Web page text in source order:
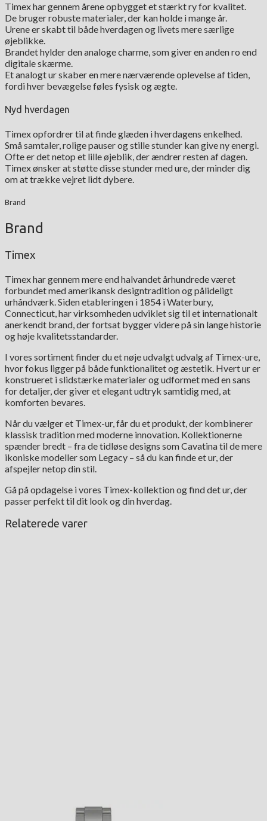
Timex har gennem årene opbygget et stærkt ry for kvalitet.
De bruger robuste materialer, der kan holde i mange år.
Urene er skabt til både hverdagen og livets mere særlige
øjeblikke.
Brandet hylder den analoge charme, som giver en anden ro end
digitale skærme.
Et analogt ur skaber en mere nærværende oplevelse af tiden,
fordi hver bevægelse føles fysisk og ægte.
Nyd hverdagen
Timex opfordrer til at finde glæden i hverdagens enkelhed.
Små samtaler, rolige pauser og stille stunder kan give ny energi.
Ofte er det netop et lille øjeblik, der ændrer resten af dagen.
Timex ønsker at støtte disse stunder med ure, der minder dig
om at trække vejret lidt dybere.
Brand
Brand
Timex
Timex har gennem mere end halvandet århundrede været
forbundet med amerikansk designtradition og pålideligt
urhåndværk. Siden etableringen i 1854 i Waterbury,
Connecticut, har virksomheden udviklet sig til et internationalt
anerkendt brand, der fortsat bygger videre på sin lange historie
og høje kvalitetsstandarder.
I vores sortiment finder du et nøje udvalgt udvalg af Timex-ure,
hvor fokus ligger på både funktionalitet og æstetik. Hvert ur er
konstrueret i slidstærke materialer og udformet med en sans
for detaljer, der giver et elegant udtryk samtidig med, at
komforten bevares.
Når du vælger et Timex-ur, får du et produkt, der kombinerer
klassisk tradition med moderne innovation. Kollektionerne
spænder bredt – fra de tidløse designs som Cavatina til de mere
ikoniske modeller som Legacy – så du kan finde et ur, der
afspejler netop din stil.
Gå på opdagelse i vores Timex-kollektion og find det ur, der
passer perfekt til dit look og din hverdag.
Relaterede varer